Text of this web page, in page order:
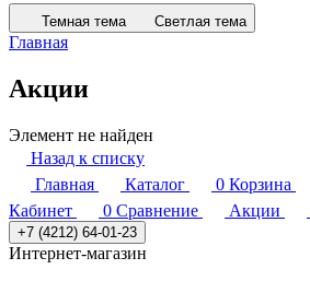
Темная тема Светлая тема
Главная
Акции
Элемент не найден
Назад к списку
Главная
Каталог 0 Корзина
Кабинет
0 Сравнение Акции
+7 (4212) 64-01-23
Интернет-магазин